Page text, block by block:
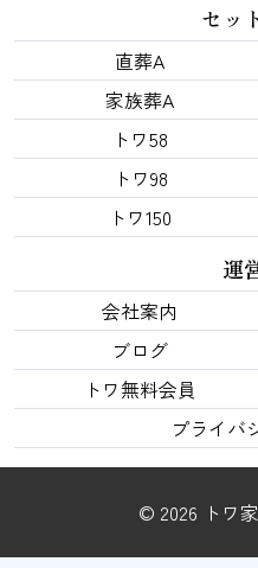
セッ
直葬A
家族葬A
トワ58
トワ98
トワ150
運
会社案内
ブログ
トワ無料会員
プライバ
© 2026 トワ